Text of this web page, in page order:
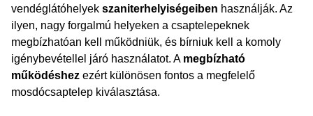
vendéglátóhelyek szaniterhelyiségeiben használják. Az
ilyen, nagy forgalmú helyeken a csaptelepeknek
megbízhatóan kell működniük, és bírniuk kell a komoly
igénybevétellel járó használatot. A megbízható
működéshez ezért különösen fontos a megfelelő
mosdócsaptelep kiválasztása.